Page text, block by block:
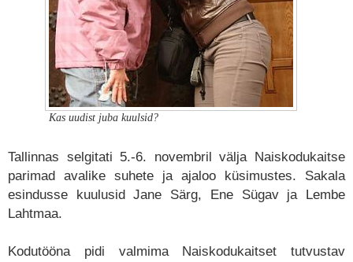
Kas uudist juba kuulsid?
Tallinnas selgitati 5.-6. novembril välja Naiskodukaitse
parimad avalike suhete ja ajaloo küsimustes. Sakala
esindusse kuulusid Jane Särg, Ene Sügav ja Lembe
Lahtmaa.
Kodutööna pidi valmima Naiskodukaitset tutvustav